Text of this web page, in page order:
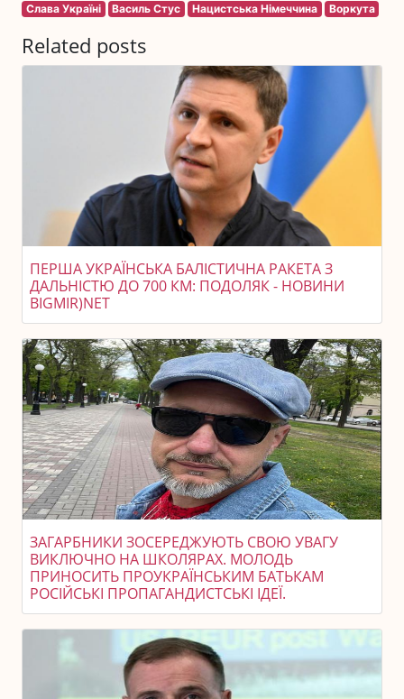
Слава Україні
Василь Стус Нацистська Німеччина Воркута
Related posts
ПЕРША УКРАЇНСЬКА БАЛІСТИЧНА РАКЕТА З
ДАЛЬНІСТЮ ДО 700 КМ: ПОДОЛЯК - НОВИНИ
BIGMIR)NET
ЗАГАРБНИКИ ЗОСЕРЕДЖУЮТЬ СВОЮ УВАГУ
ВИКЛЮЧНО НА ШКОЛЯРАХ. МОЛОДЬ
ПРИНОСИТЬ ПРОУКРАЇНСЬКИМ БАТЬКАМ
РОСІЙСЬКІ ПРОПАГАНДИСТСЬКІ ІДЕЇ.